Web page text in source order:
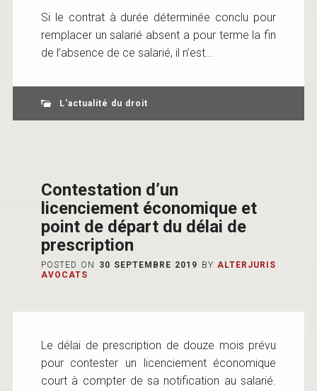
Si le contrat à durée déterminée conclu pour
remplacer un salarié absent a pour terme la fin
de l’absence de ce salarié, il n’est...
L'actualité du droit
Contestation d’un
licenciement économique et
point de départ du délai de
prescription
POSTED ON 30 SEPTEMBRE 2019 BY ALTERJURIS
AVOCATS
Le délai de prescription de douze mois prévu
pour contester un licenciement économique
court à compter de sa notification au salarié.